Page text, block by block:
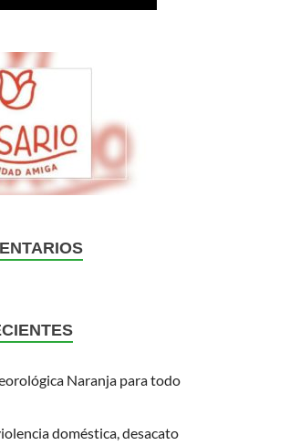
Naranja para todo
doméstica, desacato